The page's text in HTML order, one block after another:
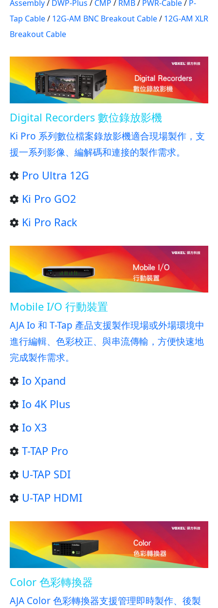
Assembly/ DWP-Plus / CMP / RMB/ PWR-Cable/ P-
Tap Cable/ 12G-AM BNC Breakout Cable/ 12G-AM XLR
Breakout Cable
Digital Recorders 數位錄放影機
Ki Pro 系列數位檔案錄放影機適合現場製作，支
援一系列影像、編解碼和連接的製作需求。
Pro Ultra 12G
Ki Pro GO2
Ki Pro Rack
Mobile I/O 行動裝置
AJA Io 和 T-Tap 產品支援製作現場或外場環境中
進行編輯、色彩校正、與串流傳輸，方便快速地
完成製作需求。
Io Xpand
Io 4K Plus
Io X3
T-TAP Pro
U-TAP SDI
U-TAP HDMI
Color 色彩轉換器
AJA Color 色彩轉換器支援管理即時製作、後製